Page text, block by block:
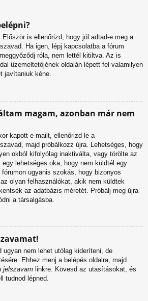
is ellenőrizd, hogy jól adtad-e meg a
Ha igen, lépj kapcsolatba a fórum
róla, nem lettél kitiltva. Az is
üzemeltetőjének oldalán lépett fel valamilyen
javítaniuk kéne.
magam, azonban már nem
kapott e-mailt, ellenőrizd le a
majd próbálkozz újra. Lehetséges, hogy
okból kifolyólag inaktiválta, vagy törölte az
lehetséges oka, hogy nem küldtél egy
ugyanis szokás, hogy bizonyos
olyan felhasználókat, akik nem küldtek
az adatbázis méretét. Próbálj meg újra
a társalgásba.
ugyan nem lehet utólag kideríteni, de
Ehhez menj a belépés oldalra, majd
jelszavam linkre. Kövesd az utasításokat, és
tudnod lépned.